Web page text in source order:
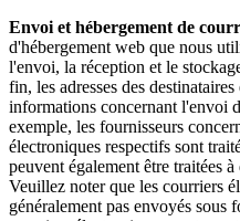
Envoi et hébergement de
d'hébergement web que nous
l'envoi, la réception et le
fin, les adresses des
informations concernant l'envoi
exemple, les fournisseurs
électroniques respectifs sont
peuvent également être traitées
Veuillez noter que les courriers
généralement pas envoyés sous